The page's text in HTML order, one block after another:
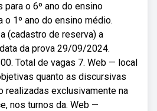
o 6º ano do ensino
o 1º ano do ensino médio.
(cadastro de reserva) a
da prova 29/09/2024.
Total de vagas 7. Web — local
quanto as discursivas
realizadas exclusivamente na
nos turnos da. Web —